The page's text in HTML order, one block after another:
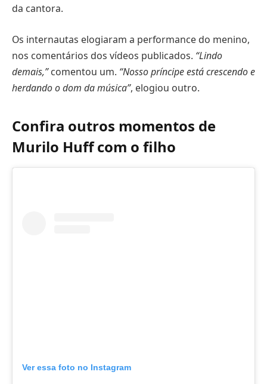
da cantora.
Os internautas elogiaram a performance do menino,
nos comentários dos vídeos publicados. “Lindo
demais,”comentou um. “Nosso príncipe está crescendo e
herdando o dom da música”, elogiou outro.
Confira outros momentos de
Murilo Huff com o filho
Ver essa foto no Instagram